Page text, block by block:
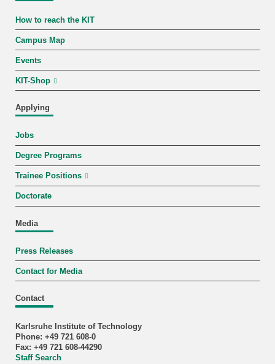
How to reach the KIT
Campus Map
Events
KIT-Shop
Applying
Jobs
Degree Programs
Trainee Positions
Doctorate
Media
Press Releases
Contact for Media
Contact
Karlsruhe Institute of Technology
Phone: +49 721 608-0
Fax: +49 721 608-44290
Staff Search